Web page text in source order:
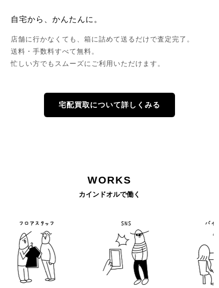
自宅から、かんたんに。
店舗に行かなくても、箱に詰めて送るだけで査定完了。
送料・手数料すべて無料。
忙しい方でもスムーズにご利用いただけます。
宅配買取について詳しくみる
WORKS
カインドオルで働く
フロアスタッフ バイ